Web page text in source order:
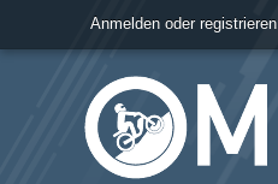
Anmelden oder registrieren